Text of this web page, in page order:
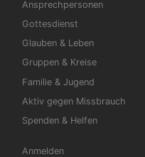
Ansprechpersonen
Gottesdienst
Glauben & Leben
Gruppen & Kreise
Familie & Jugend
Aktiv gegen Missbrauch
Spenden & Helfen
Benutzermenü
Anmelden